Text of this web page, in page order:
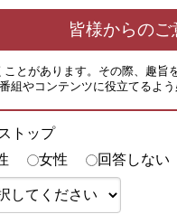
皆様からの
とがあります。その際、趣
組やコンテンツに役立てるよ
トップ
女性 回答しない